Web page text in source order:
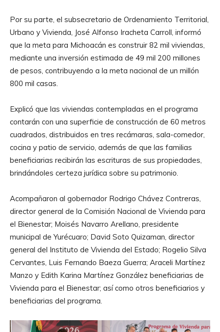
Por su parte, el subsecretario de Ordenamiento Territorial,
Urbano y Vivienda, José Alfonso Iracheta Carroll, informó
que la meta para Michoacán es construir 82 mil viviendas,
mediante una inversión estimada de 49 mil 200 millones
de pesos, contribuyendo a la meta nacional de un millón
800 mil casas.
Explicó que las viviendas contempladas en el programa
contarán con una superficie de construcción de 60 metros
cuadrados, distribuidos en tres recámaras, sala-comedor,
cocina y patio de servicio, además de que las familias
beneficiarias recibirán las escrituras de sus propiedades,
brindándoles certeza jurídica sobre su patrimonio.
Acompañaron al gobernador Rodrigo Chávez Contreras,
director general de la Comisión Nacional de Vivienda para
el Bienestar; Moisés Navarro Arellano, presidente
municipal de Yurécuaro; David Soto Quizaman, director
general del Instituto de Vivienda del Estado; Rogelio Silva
Cervantes, Luis Fernando Baeza Guerra; Araceli Martínez
Manzo y Edith Karina Martínez González beneficiarias de
Vivienda para el Bienestar; así como otros beneficiarios y
beneficiarias del programa.